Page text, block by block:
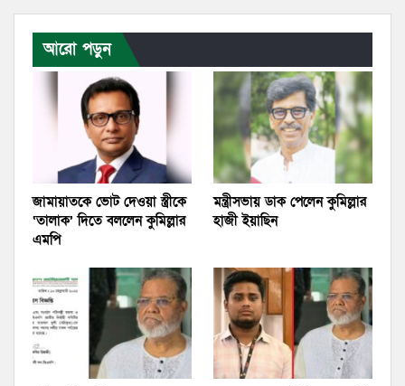
আরো পড়ুন
জামায়াতকে ভোট দেওয়া স্ত্রীকে
‘তালাক’ দিতে বললেন কুমিল্লার
এমপি
মন্ত্রীসভায় ডাক পেলেন কুমিল্লার
হাজী ইয়াছিন